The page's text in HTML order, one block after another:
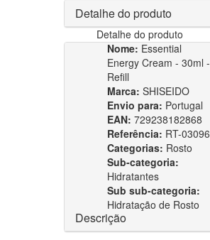
Detalhe do produto
Detalhe do produto
Nome: Essential
Energy Cream - 30ml -
Refill
Marca: SHISEIDO
Envio para: Portugal
EAN: 729238182868
Referência: RT-03096
Categorias: Rosto
Sub-categoria:
Hidratantes
Sub sub-categoria:
Hidratação de Rosto
Descrição